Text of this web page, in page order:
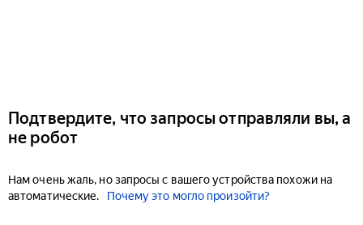
Подтвердите, что запросы отправляли вы, а
не робот
Нам очень жаль, но запросы с вашего устройства похожи на
автоматические.
Почему это могло произойти?